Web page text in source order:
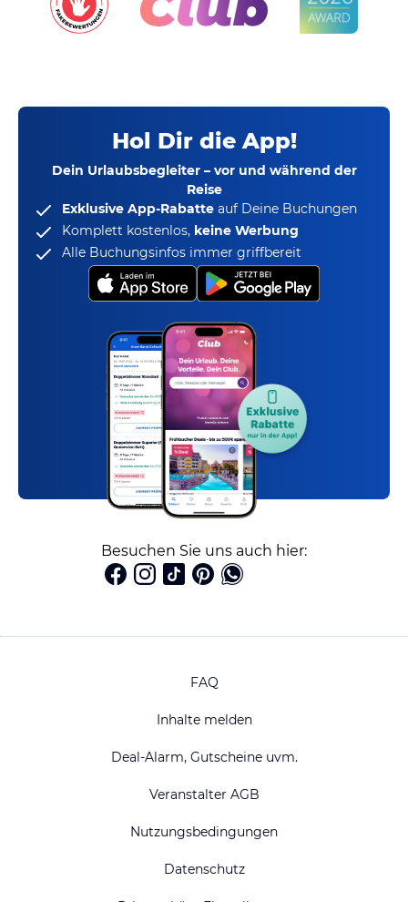
Hol Dir die App!
Dein Urlaubsbegleiter – vor und während der
Reise
Exklusive App-Rabatte auf Deine Buchungen
Komplett kostenlos, keine Werbung
Alle Buchungsinfos immer griffbereit
Besuchen Sie uns auch hier:
FAQ
Inhalte melden
Deal-Alarm, Gutscheine uvm.
Veranstalter AGB
Nutzungsbedingungen
Datenschutz